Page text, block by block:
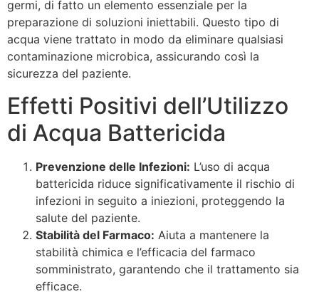
germi, di fatto un elemento essenziale per la
preparazione di soluzioni iniettabili. Questo tipo di
acqua viene trattato in modo da eliminare qualsiasi
contaminazione microbica, assicurando così la
sicurezza del paziente.
Effetti Positivi dell’Utilizzo
di Acqua Battericida
Prevenzione delle Infezioni: L’uso di acqua
battericida riduce significativamente il rischio di
infezioni in seguito a iniezioni, proteggendo la
salute del paziente.
Stabilità del Farmaco: Aiuta a mantenere la
stabilità chimica e l’efficacia del farmaco
somministrato, garantendo che il trattamento sia
efficace.